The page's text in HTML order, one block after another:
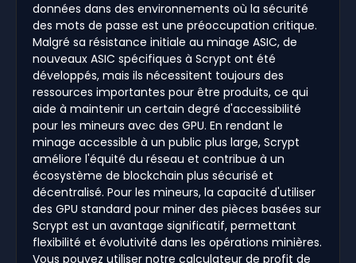
données dans des environnements où la sécurité
des mots de passe est une préoccupation critique.
Malgré sa résistance initiale au minage ASIC, de
nouveaux ASIC spécifiques à Scrypt ont été
développés, mais ils nécessitent toujours des
ressources importantes pour être produits, ce qui
aide à maintenir un certain degré d'accessibilité
pour les mineurs avec des GPU. En rendant le
minage accessible à un public plus large, Scrypt
améliore l'équité du réseau et contribue à un
écosystème de blockchain plus sécurisé et
décentralisé. Pour les mineurs, la capacité d'utiliser
des GPU standard pour miner des pièces basées sur
Scrypt est un avantage significatif, permettant
flexibilité et évolutivité dans les opérations minières.
Vous pouvez utiliser notre calculateur de profit de